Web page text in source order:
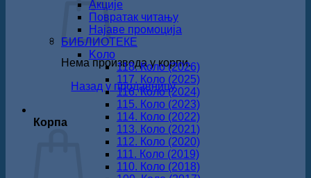
Нема производа у корпи.
Назад у продавницу
Корпа
Акције
Повратак читању
Најаве промоција
БИБЛИОТЕКЕ
Koло
118. Коло (2026)
117. Коло (2025)
116. Коло (2024)
115. Коло (2023)
114. Коло (2022)
113. Коло (2021)
112. Коло (2020)
111. Коло (2019)
110. Коло (2018)